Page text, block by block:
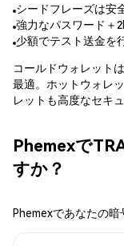
シードフレーズは安
強力なパスワード＋
少額でテスト送金を
コールドウォレット
最適。ホットウォレ
レットも高度なセキ
Phemexで
すか？
Phemexであなたの暗